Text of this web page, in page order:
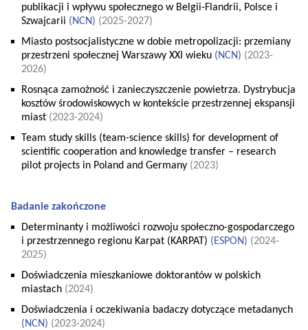
publikacji i wpływu społecznego w Belgii-Flandrii, Polsce i
Szwajcarii (NCN) (2025-2027)
Miasto postsocjalistyczne w dobie metropolizacji: przemiany
przestrzeni społecznej Warszawy XXI wieku (NCN) (2023-
2026)
Rosnąca zamożność i zanieczyszczenie powietrza. Dystrybucja
kosztów środowiskowych w kontekście przestrzennej ekspansji
miast (2023-2024)
Team study skills (team-science skills) for development of
scientific cooperation and knowledge transfer – research
pilot projects in Poland and Germany (2023)
Badanie zakończone
Determinanty i możliwości rozwoju społeczno-gospodarczego
i przestrzennego regionu Karpat (KARPAT) (ESPON) (2024-
2025)
Doświadczenia mieszkaniowe doktorantów w polskich
miastach (2024)
Doświadczenia i oczekiwania badaczy dotyczące metadanych
(NCN) (2023-2024)